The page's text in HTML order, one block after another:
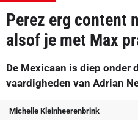
Perez erg content
alsof je met Max
De Mexicaan is diep onder
vaardigheden van Adrian
Michelle Kleinheerenbrink